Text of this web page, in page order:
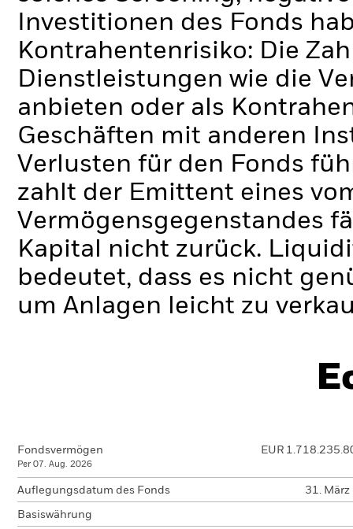
Investitionen des Fonds
Kontrahentenrisiko: Die
Dienstleistungen wie die
anbieten oder als
Geschäften mit anderen
Verlusten für den Fonds
zahlt der Emittent eines
Vermögensgegenstandes
Kapital nicht zurück.
bedeutet, dass es nicht
um Anlagen leicht zu
Fondsvermögen
Per 07. Aug. 2026
EUR
Auflegungsdatum des Fonds 31.
Basiswährung